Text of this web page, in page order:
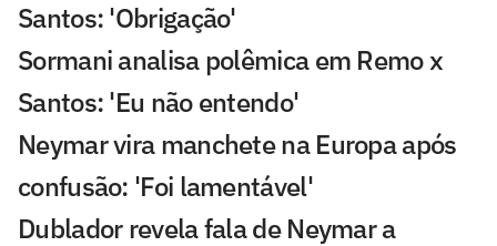
Santos: 'Obrigação'
Sormani analisa polêmica em Remo x
Santos: 'Eu não entendo'
Neymar vira manchete na Europa após
confusão: 'Foi lamentável'
Dublador revela fala de Neymar a